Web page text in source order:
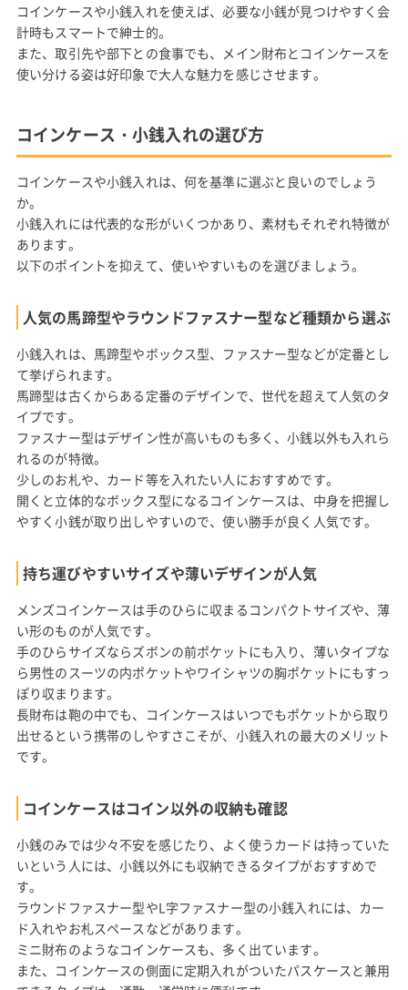
コインケースや小銭入れを使えば、必要な小銭が見つけやすく会
計時もスマートで紳士的。
また、取引先や部下との食事でも、メイン財布とコインケースを
使い分ける姿は好印象で大人な魅力を感じさせます。
コインケース・小銭入れの選び方
コインケースや小銭入れは、何を基準に選ぶと良いのでしょう
か。
小銭入れには代表的な形がいくつかあり、素材もそれぞれ特徴が
あります。
以下のポイントを抑えて、使いやすいものを選びましょう。
人気の馬蹄型やラウンドファスナー型など種類から選ぶ
小銭入れは、馬蹄型やボックス型、ファスナー型などが定番とし
て挙げられます。
馬蹄型は古くからある定番のデザインで、世代を超えて人気のタ
イプです。
ファスナー型はデザイン性が高いものも多く、小銭以外も入れら
れるのが特徴。
少しのお札や、カード等を入れたい人におすすめです。
開くと立体的なボックス型になるコインケースは、中身を把握し
やすく小銭が取り出しやすいので、使い勝手が良く人気です。
持ち運びやすいサイズや薄いデザインが人気
メンズコインケースは手のひらに収まるコンパクトサイズや、薄
い形のものが人気です。
手のひらサイズならズボンの前ポケットにも入り、薄いタイプな
ら男性のスーツの内ポケットやワイシャツの胸ポケットにもすっ
ぽり収まります。
長財布は鞄の中でも、コインケースはいつでもポケットから取り
出せるという携帯のしやすさこそが、小銭入れの最大のメリット
です。
コインケースはコイン以外の収納も確認
小銭のみでは少々不安を感じたり、よく使うカードは持っていた
いという人には、小銭以外にも収納できるタイプがおすすめで
す。
ラウンドファスナー型やL字ファスナー型の小銭入れには、カー
ド入れやお札スペースなどがあります。
ミニ財布のようなコインケースも、多く出ています。
また、コインケースの側面に定期入れがついたパスケースと兼用